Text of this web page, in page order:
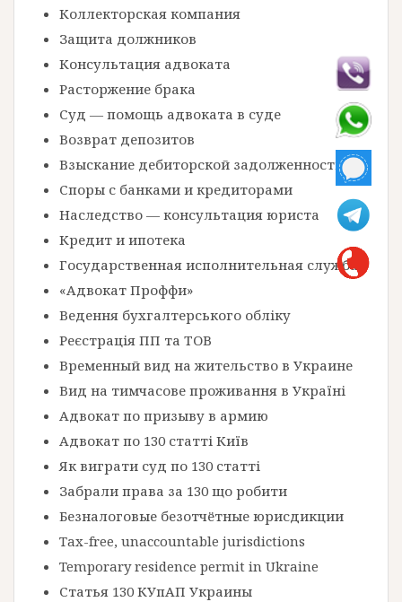
Коллекторская компания
Защита должников
Консультация адвоката
Расторжение брака
Суд — помощь адвоката в суде
Возврат депозитов
Взыскание дебиторской задолженности
Споры с банками и кредиторами
Наследство — консультация юриста
Кредит и ипотека
Государственная исполнительная служба
«Адвокат Проффи»
Ведення бухгалтерського обліку
Реєстрація ПП та ТОВ
Временный вид на жительство в Украине
Вид на тимчасове проживання в Україні
Адвокат по призыву в армию
Адвокат по 130 статті Київ
Як виграти суд по 130 статті
Забрали права за 130 що робити
Безналоговые безотчётные юрисдикции
Tax-free, unaccountable jurisdictions
Temporary residence permit in Ukraine
Статья 130 КУпАП Украины